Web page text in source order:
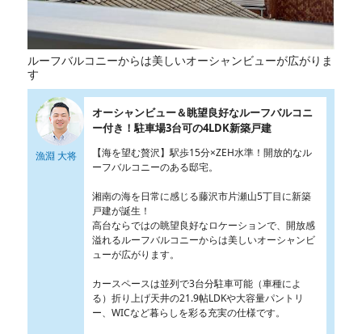
ルーフバルコニーからは美しいオーシャンビューが広がりま
す
漁淵 大将
オーシャンビュー＆眺望良好なルーフバルコニ
ー付き！駐車場3台可の4LDK新築戸建
【海を望む贅沢】駅歩15分×ZEH水準！開放的なル
ーフバルコニーのある邸宅。
湘南の海を日常に感じる藤沢市片瀬山5丁目に新築
戸建が誕生！
高台ならではの眺望良好なロケーションで、開放感
溢れるルーフバルコニーからは美しいオーシャンビ
ューが広がります。
カースペースは並列で3台分駐車可能（車種によ
る）折り上げ天井の21.9帖LDKや大容量パントリ
ー、WICなど暮らしを彩る充実の仕様です。